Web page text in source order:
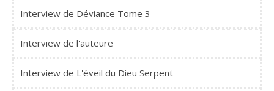
Interview de Déviance Tome 3
Interview de l'auteure
Interview de L'éveil du Dieu Serpent